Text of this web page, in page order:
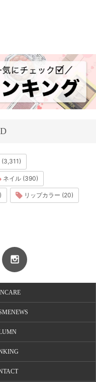
ネイル (390)
リップカラー (20)